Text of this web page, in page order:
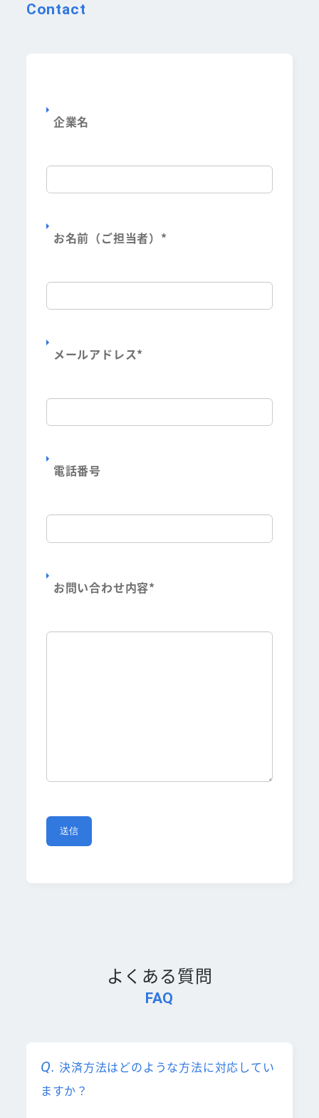
Contact
企業名
お名前（ご担当者） *
メールアドレス*
電話番号
お問い合わせ内容*
FAQ
よくある質問
決済方法はどのような方法に対応してい
ますか？